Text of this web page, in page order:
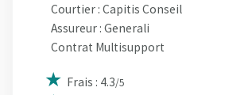
Courtier : Capitis Conseil
Assureur : Generali
Contrat Multisupport
Frais : 4.3/5